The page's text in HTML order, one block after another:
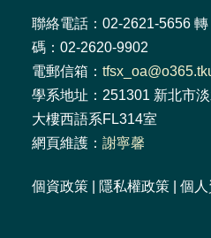
聯絡電話：02-2621-5656
碼：02-2620-9902
電郵信箱：
學系地址：251301 新北市
大樓西語系FL314室
網頁維護： 謝寧馨
個資政策 隱私權政策 個人